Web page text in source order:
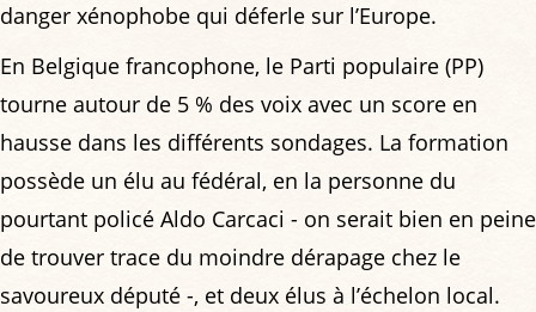
danger xénophobe qui déferle sur l’Europe.
En Belgique francophone, le Parti populaire (PP)
tourne autour de 5 % des voix avec un score en
hausse dans les différents sondages. La formation
possède un élu au fédéral, en la personne du
pourtant policé Aldo Carcaci - on serait bien en peine
de trouver trace du moindre dérapage chez le
savoureux député -, et deux élus à l’échelon local.